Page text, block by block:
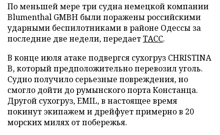
По меньшей мере три судна немецкой компании
Blumenthal GMBH были поражены российскими
ударными беспилотниками в районе Одессы за
последние две недели, передаетТАСС.
В конце июля атаке подвергся сухогруз CHRISTINA
B, который предположительно перевозил уголь.
Судно получило серьезные повреждения, но
смогло дойти до румынского порта Констанца.
Другой сухогруз, EMIL, в настоящее время
покинут экипажем и дрейфует примерно в 20
морских милях от побережья.